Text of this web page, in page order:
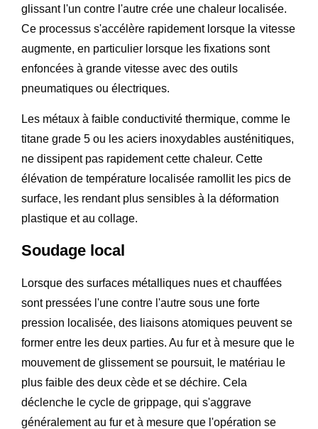
glissant l'un contre l'autre crée une chaleur localisée.
Ce processus s'accélère rapidement lorsque la vitesse
augmente, en particulier lorsque les fixations sont
enfoncées à grande vitesse avec des outils
pneumatiques ou électriques.
Les métaux à faible conductivité thermique, comme le
titane grade 5 ou les aciers inoxydables austénitiques,
ne dissipent pas rapidement cette chaleur. Cette
élévation de température localisée ramollit les pics de
surface, les rendant plus sensibles à la déformation
plastique et au collage.
Soudage local
Lorsque des surfaces métalliques nues et chauffées
sont pressées l'une contre l'autre sous une forte
pression localisée, des liaisons atomiques peuvent se
former entre les deux parties. Au fur et à mesure que le
mouvement de glissement se poursuit, le matériau le
plus faible des deux cède et se déchire. Cela
déclenche le cycle de grippage, qui s'aggrave
généralement au fur et à mesure que l'opération se